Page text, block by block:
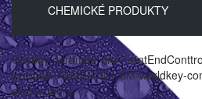
CHEMICKÉ PRODUKTY
Chybný parametr pro
vyrobce/PS0250.KL1.SM-worldkey-
svetlomodry-